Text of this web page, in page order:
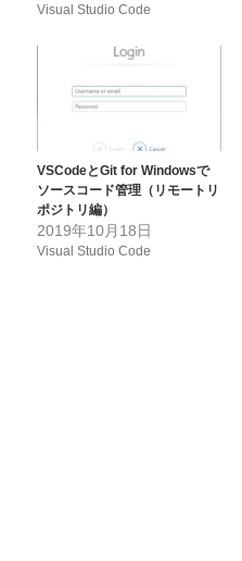
Visual Studio Code
VSCodeとGit for Windowsで
ソースコード管理（リモートリ
ポジトリ編）
2019年10月18日
Visual Studio Code